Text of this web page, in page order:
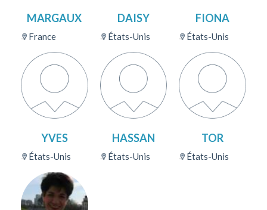
MARGAUX
France
DAISY
États-Unis
FIONA
États-Unis
YVES
États-Unis
HASSAN
États-Unis
TOR
États-Unis